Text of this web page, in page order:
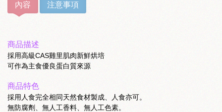
內容 注意事項
商品描述
採用高級CAS雞里肌肉新鮮烘培
可作為主食優良蛋白質來源
商品特色
採用人食完全相同天然食材製成、人食亦可。
無防腐劑、無人工香料、無人工色素。